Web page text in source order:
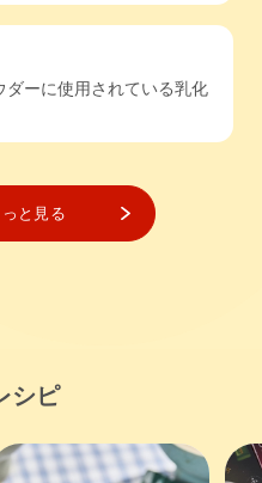
ダーに使用されている乳化
と見る
シピ